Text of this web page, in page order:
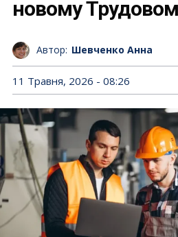
новому
Автор: Шевченко Анна
11 Травня, 2026 - 08:26